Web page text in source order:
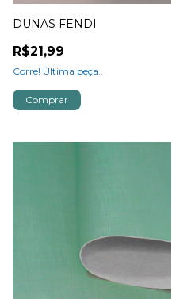
DUNAS FENDI
R$21,99
Corre! Última peça..